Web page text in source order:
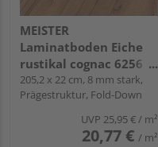
MEISTER
Laminatboden Eiche
rustikal cognac 6256
Landhausdiele -
MeisterDesign.
laminate LL 150
205,2 x 22 cm, 8 mm stark,
Prägestruktur, Fold-Down
UVP 25,95 €/ m²
20,77 € / m²